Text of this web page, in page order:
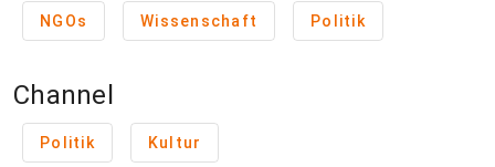
NGOs Wissenschaft Politik
Channel
Politik Kultur